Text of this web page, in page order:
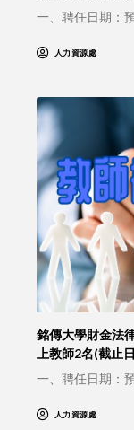
一、聘任日期：
人力資源處
銘傳大學財金法
上教師2名(截止
一、聘任日期：
人力資源處